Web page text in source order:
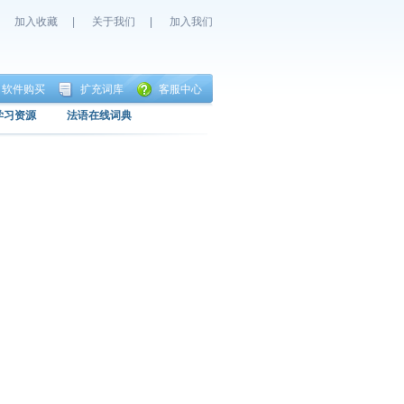
加入收藏 关于我们 加入我们
软件购买 扩充词库 客服中心
习资源 法语在线词典